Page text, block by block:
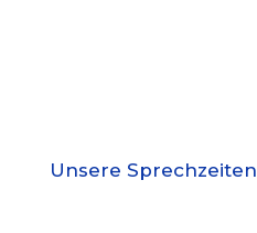
Unsere Sprechzeiten